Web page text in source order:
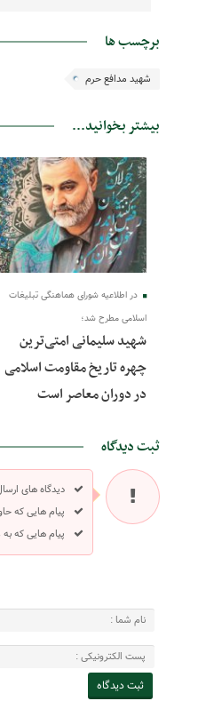
برچسب ها
شهید مدافع حرم
بیشتر بخوانید...
13 دی 1400
در اطلاعیه شورای هماهنگی تبلیغات
اسلامی مطرح شد؛
شهید سلیمانی امتی‌ترین
چهره تاریخ مقاومت اسلامی
در دوران معاصر است
ثبت دیدگاه
دیدگاه های
پیام هایی که
پیام هایی که